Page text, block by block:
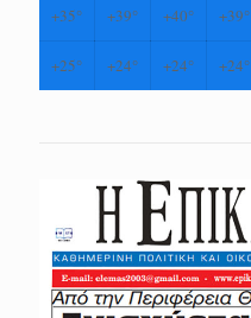
+35° +39° +40° +39°
+25° +24° +24° +24°